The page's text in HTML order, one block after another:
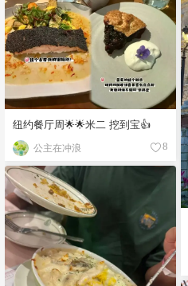
纽约餐厅周🌟🌟米二 挖到宝👍
公主在冲浪 8